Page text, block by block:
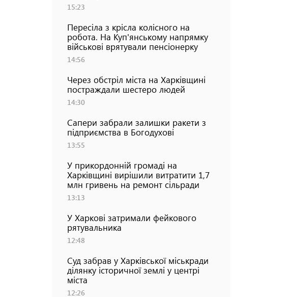
15:23
Пересіла з крісла колісного на
робота. На Куп'янському напрямку
військові врятували пенсіонерку
14:56
Через обстріл міста на Харківщині
постраждали шестеро людей
14:30
Сапери забрали залишки ракети з
підприємства в Богодухові
13:55
У прикордонній громаді на
Харківщині вирішили витратити 1,7
млн гривень на ремонт сільради
13:13
У Харкові затримали фейкового
рятувальника
12:48
Суд забрав у Харківської міськради
ділянку історичної землі у центрі
міста
12:26